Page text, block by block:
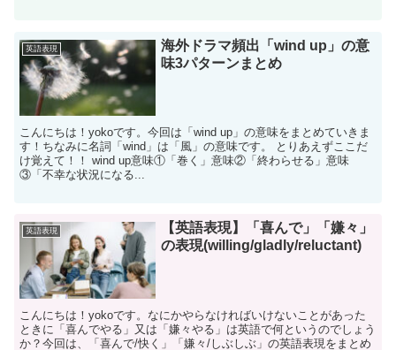
英語表現
海外ドラマ頻出「wind up」の意
味3パターンまとめ
こんにちは！yokoです。今回は「wind up」の意味をまとめていきま
す！ちなみに名詞「wind」は「風」の意味です。 とりあえずここだ
け覚えて！！ wind up意味①「巻く」意味②「終わらせる」意味
③「不幸な状況になる...
英語表現
【英語表現】「喜んで」「嫌々」
の表現(willing/gladly/reluctant)
こんにちは！yokoです。なにかやらなければいけないことがあった
ときに「喜んでやる」又は「嫌々やる」は英語で何というのでしょう
か？今回は、「喜んで/快く」「嫌々/しぶしぶ」の英語表現をまとめ